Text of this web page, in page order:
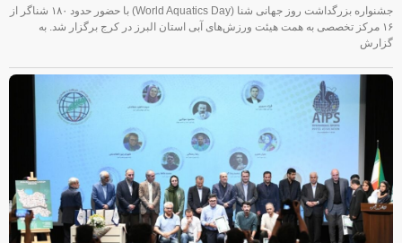
جشنواره بزرگداشت روز جهانی شنا (World Aquatics Day) با حضور حدود ۱۸۰ شناگر از
۱۶ مرکز تخصصی به همت هیئت ورزش‌های آبی استان البرز در کرج برگزار شد. به
گزارش